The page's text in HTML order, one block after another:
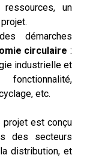
ressources, un
des démarches
circulaire :
industrielle et
etc.
projet est conçu
des secteurs
distribution, et